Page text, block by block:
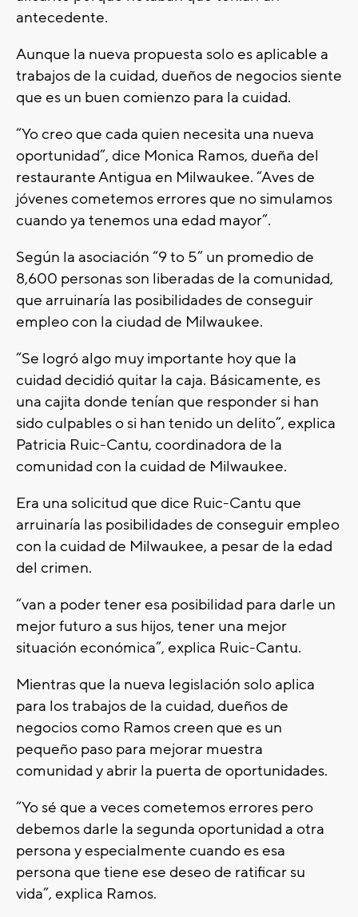
antecedente.
Aunque la nueva propuesta solo es aplicable a
trabajos de la cuidad, dueños de negocios siente
que es un buen comienzo para la cuidad.
“Yo creo que cada quien necesita una nueva
oportunidad”, dice Monica Ramos, dueña del
restaurante Antigua en Milwaukee. “Aves de
jóvenes cometemos errores que no simulamos
cuando ya tenemos una edad mayor”.
Según la asociación “9 to 5” un promedio de
8,600 personas son liberadas de la comunidad,
que arruinaría las posibilidades de conseguir
empleo con la ciudad de Milwaukee.
“Se logró algo muy importante hoy que la
cuidad decidió quitar la caja. Básicamente, es
una cajita donde tenían que responder si han
sido culpables o si han tenido un delito”, explica
Patricia Ruic-Cantu, coordinadora de la
comunidad con la cuidad de Milwaukee.
Era una solicitud que dice Ruic-Cantu que
arruinaría las posibilidades de conseguir empleo
con la cuidad de Milwaukee, a pesar de la edad
del crimen.
“van a poder tener esa posibilidad para darle un
mejor futuro a sus hijos, tener una mejor
situación económica”, explica Ruic-Cantu.
Mientras que la nueva legislación solo aplica
para los trabajos de la cuidad, dueños de
negocios como Ramos creen que es un
pequeño paso para mejorar muestra
comunidad y abrir la puerta de oportunidades.
“Yo sé que a veces cometemos errores pero
debemos darle la segunda oportunidad a otra
persona y especialmente cuando es esa
persona que tiene ese deseo de ratificar su
vida”, explica Ramos.